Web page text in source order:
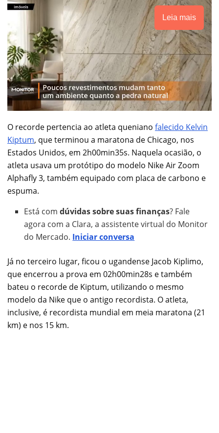
Leia mais
O recorde pertencia ao atleta queniano falecido Kelvin
Kiptum, que terminou a maratona de Chicago, nos
Estados Unidos, em 2h00min35s. Naquela ocasião, o
atleta usava um protótipo do modelo Nike Air Zoom
Alphafly 3, também equipado com placa de carbono e
espuma.
Está comdúvidas sobre suas finanças? Fale
agora com a Clara, a assistente virtual do Monitor
do Mercado. Iniciar conversa
Já no terceiro lugar, ficou o ugandense Jacob Kiplimo,
que encerrou a prova em 02h00min28s e também
bateu o recorde de Kiptum, utilizando o mesmo
modelo da Nike que o antigo recordista. O atleta,
inclusive, é recordista mundial em meia maratona (21
km) e nos 15 km.